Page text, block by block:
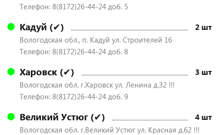
Телефон: 8(8172)26-44-24 доб. 5
Кадуй (✔) 2 шт
Вологодская обл., п. Кадуй ул. Строителей 16
Телефон: 8(8172)26-44-24 доб. 8
Харовск (✔) 3 шт
Вологодская обл. г.Харовск ул. Ленина д.32 !!!
Телефон: 8(8172)26-44-24 доб. 9
Великий Устюг (✔) 4 шт
Вологодская обл. г.Великий Устюг ул. Красная д.62 !!!